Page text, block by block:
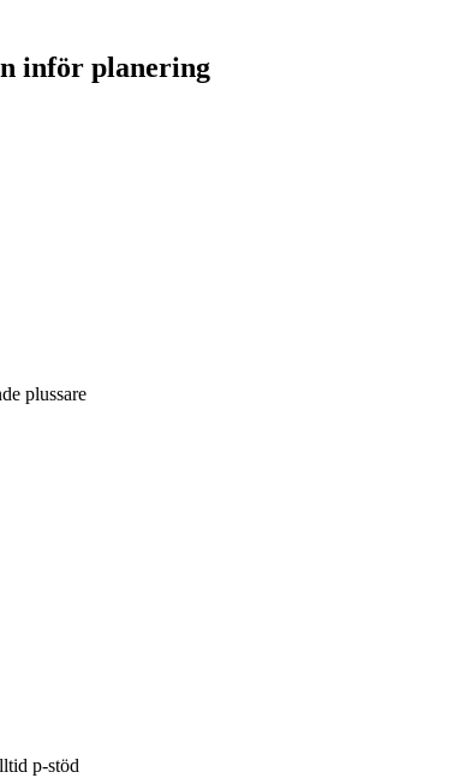
inför planering
plussare
p-stöd